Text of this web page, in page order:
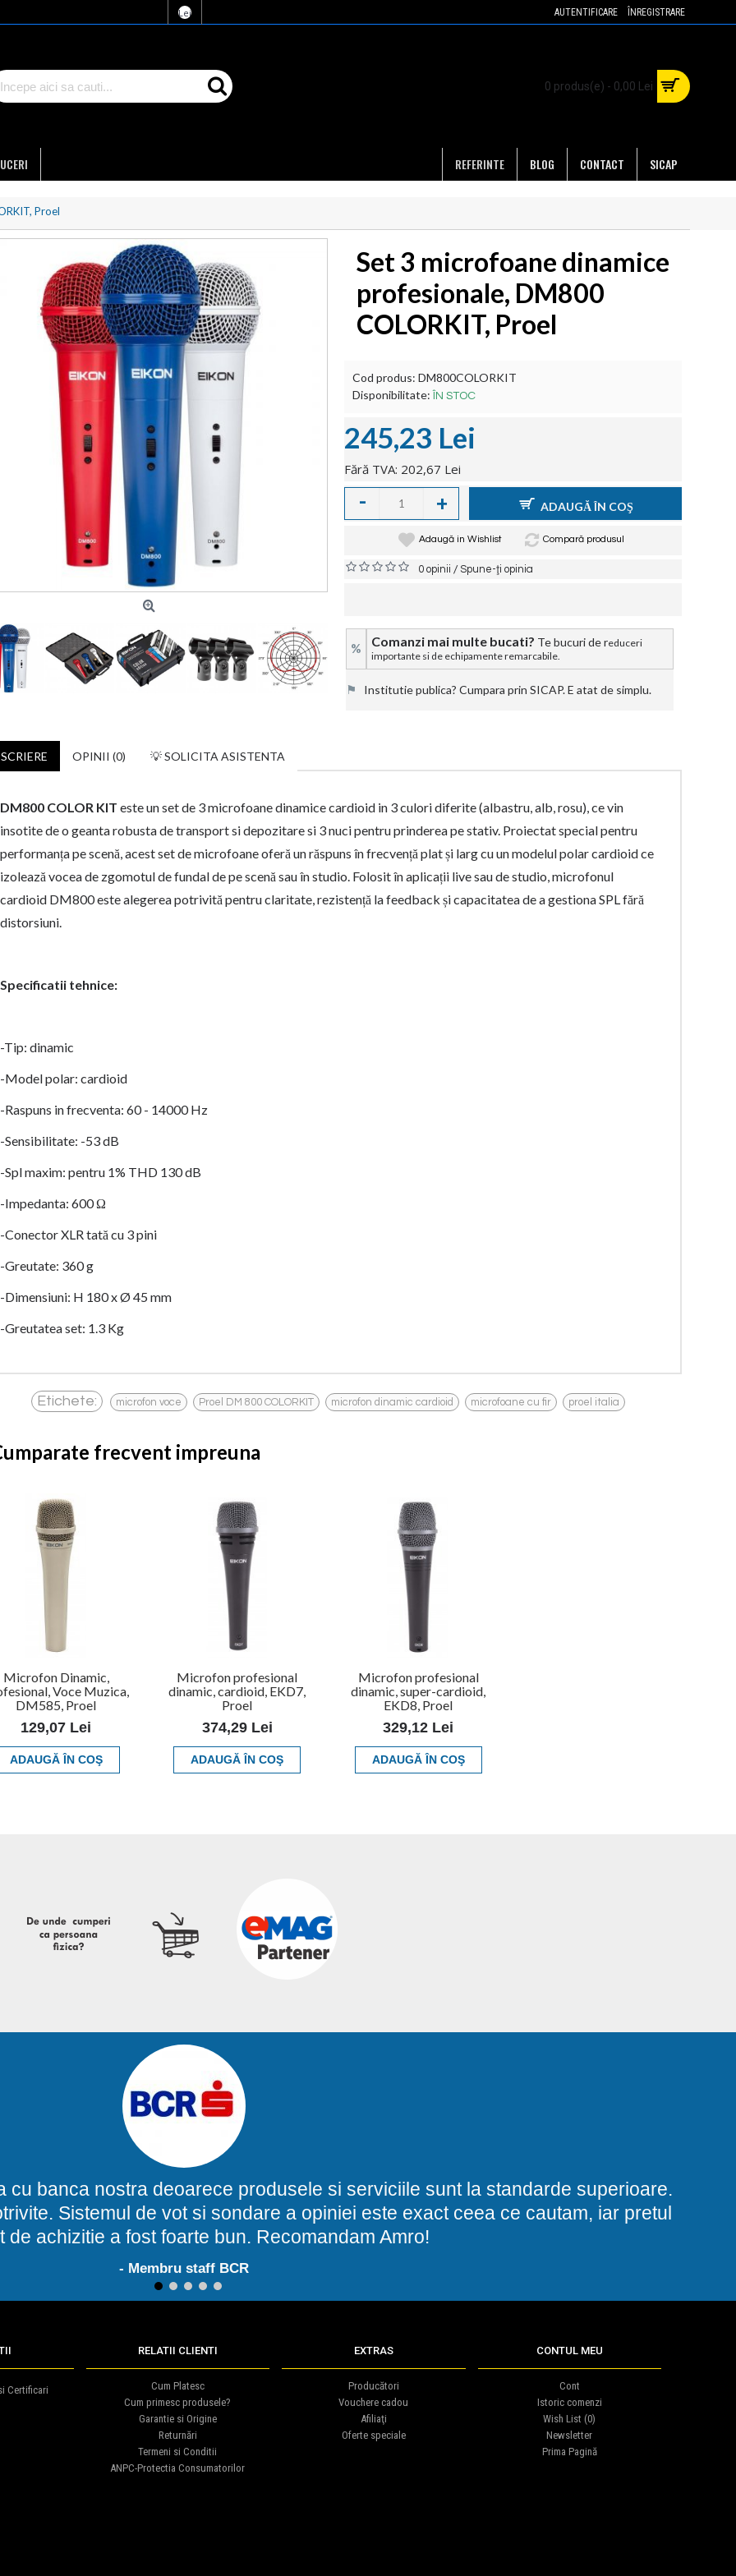
Lei AUTENTIFICARE ÎNREGISTRARE
0 produs(e) - 0,00 Lei
SICAP
CONTACT
BLOG
REFERINTE
Proel
Set 3 microfoane dinamice
profesionale, DM800
COLORKIT, Proel
Cod produs: DM800COLORKIT
Disponibilitate: ÎN STOC
245,23 Lei
Fără TVA: 202,67 Lei
- + ADAUGĂ ÎN COŞ
Adaugă in Wishlist Compară produsul
0 opinii /Spune-ţi opinia
% Comanzi mai multe bucati? Te bucuri de reduceri
importante si de echipamente remarcabile.
⚑ Institutie publica? Cumpara prin SICAP. E atat de simplu.
OPINII (0) 💡 SOLICITA ASISTENTA
DM800 COLOR KIT este un set de 3 microfoane dinamice cardioid in 3 culori diferite (albastru, alb, rosu), ce vin
insotite de o geanta robusta de transport si depozitare si 3 nuci pentru prinderea pe stativ. Proiectat special pentru
performanța pe scenă, acest set de microfoane oferă un răspuns în frecvență plat și larg cu un modelul polar cardioid ce
izolează vocea de zgomotul de fundal de pe scenă sau în studio. Folosit în aplicații live sau de studio, microfonul
cardioid DM800 este alegerea potrivită pentru claritate, rezistență la feedback și capacitatea de a gestiona SPL fără
distorsiuni.
Specificatii tehnice:
-Tip: dinamic
-Model polar: cardioid
-Raspuns in frecventa: 60 - 14000 Hz
-Sensibilitate: -53 dB
-Spl maxim: pentru 1% THD 130 dB
-Impedanta: 600 Ω
-Conector XLR tată cu 3 pini
-Greutate: 360 ​​g
-Dimensiuni: H 180 x Ø 45 mm
-Greutatea set: 1.3 Kg
Etichete: microfon voce , Proel DM 800 COLORKIT , microfon dinamic cardioid , microfoane cu fir , proel italia
frecvent impreuna
Microfon Dinamic,
Voce Muzica,
DM585, Proel
129,07 Lei
ADAUGĂ ÎN COŞ
Microfon profesional
dinamic, cardioid, EKD7,
Proel
374,29 Lei
ADAUGĂ ÎN COŞ
Microfon profesional
dinamic, super-cardioid,
EKD8, Proel
329,12 Lei
ADAUGĂ ÎN COŞ
cu banca nostra deoarece produsele si serviciile sunt la standarde superioare.
Sistemul de vot si sondare a opiniei este exact ceea ce cautam, iar pretul
de achizitie a fost foarte bun. Recomandam Amro!
- Membru staff BCR
1 2 3 4 5
Certificari
RELATII CLIENTI
Cum Platesc
Cum primesc produsele?
Garantie si Origine
Returnări
Termeni si Conditii
ANPC-Protectia Consumatorilor
EXTRAS
Producători
Vouchere cadou
Afiliaţi
Oferte speciale
CONTUL MEU
Cont
Istoric comenzi
Wish List (0)
Newsletter
Prima Pagină